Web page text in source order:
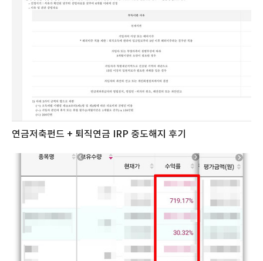
연금저축펀드 + 퇴직연금 IRP 중도해지 후기